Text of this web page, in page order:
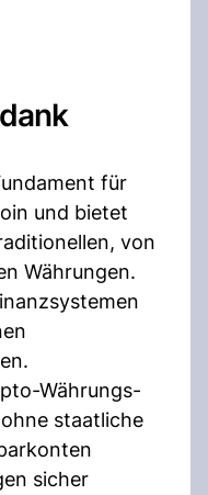
für
und bietet
von
Währungen.
Währungs-
staatliche
sicher